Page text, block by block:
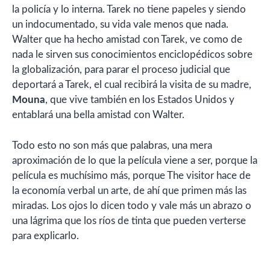
la policía y lo interna. Tarek no tiene papeles y siendo
un indocumentado, su vida vale menos que nada.
Walter que ha hecho amistad con Tarek, ve como de
nada le sirven sus conocimientos enciclopédicos sobre
la globalización, para parar el proceso judicial que
deportará a Tarek, el cual recibirá la visita de su madre,
Mouna, que vive también en los Estados Unidos y
entablará una bella amistad con Walter.
Todo esto no son más que palabras, una mera
aproximación de lo que la película viene a ser, porque la
película es muchísimo más, porque The visitor hace de
la economía verbal un arte, de ahí que primen más las
miradas. Los ojos lo dicen todo y vale más un abrazo o
una lágrima que los ríos de tinta que pueden verterse
para explicarlo.